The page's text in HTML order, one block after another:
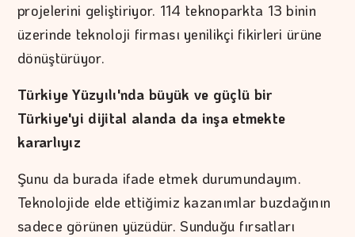
projelerini geliştiriyor. 114 teknoparkta 13 binin
üzerinde teknoloji firması yenilikçi fikirleri ürüne
dönüştürüyor.
Türkiye Yüzyılı'nda büyük ve güçlü bir
Türkiye'yi dijital alanda da inşa etmekte
kararlıyız
Şunu da burada ifade etmek durumundayım.
Teknolojide elde ettiğimiz kazanımlar buzdağının
sadece görünen yüzüdür. Sunduğu fırsatları